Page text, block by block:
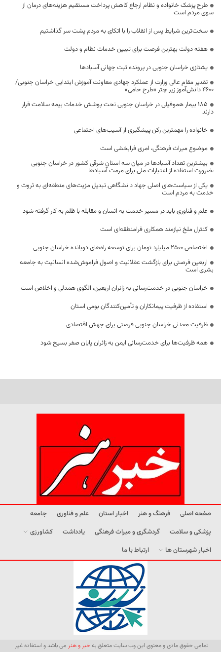
طرح پزشک خانواده و نظام ارجاع کاهش پرداخت مستقیم هزینه‌های درمان از
سوی مردم است
سخت‌ترین شرایط پس از انقلاب را با اتکای به مردم پشت سر گذاشتیم
هفته دولت بهترین فرصت برای تبیین خدمات نظام و دولت
یشتازی خراسان جنوبی در پرونده ثبت جهانی آسبادها
تقدیر مقام عالی وزارت از عملکرد جهادی معاونت آموزش ابتدایی خراسان جنوبی/
۴۶۰۰ دانش‌آموز زیر چتر «طرح حامی»
۱۸۵ بیمار هموفیلی در خراسان جنوبی تحت پوشش خدمات بیمه سلامت قرار
دارند
خانواده را مهمترین رکن پیشگیری از آسیب‌های اجتماعی
موضوع میراث فرهنگی، امری فرابخشی است
بیشترین تعداد آسبادها در میان سه استان شرقی کشور در خراسان جنوبی
،ضرورت استفاده از اعتبارات ملی برای مرمت آسبادها
یکی از سیاست‌های اصلی جهاد دانشگاهی تبدیل مزیت‌های منطقه‌ای به ثروت و
خدمت به مردم است
علم و فناوری باید در مسیر خدمت به انسان و مقابله با ظلم به کار گرفته شود
کنترل ملخ نیازمند همکاری فرامنطقه‌ای است
اختصاص 2500 میلیارد تومان برای توسعه راه‌های دوبانده خراسان جنوبی
اربعین فرصتی برای بازگشت عقلانیت و اصول فراموش‌شده انسانیت به جامعه
بشری است
خراسان جنوبی در خدمت‌رسانی به زائران اربعین، الگوی همدلی و اخلاص است
استفاده از ظرفیت پیمانکاران و تأمین‌کنندگان بومی استان
ظرفیت معدنی خراسان جنوبی فرصتی برای جهش اقتصادی
همه ظرفیت‌ها برای خدمت‌رسانی ایمن به زائران پایان صفر بسیج شود
صفحه اصلی فرهنگ و هنر اخبار استان علم و فناوری
جامعه
پزشکی و سلامت
گردشگری و میراث فرهنگی یادداشت
کشاورزی
اخبار شهرستان ها
ارتباط با ما
تمامی حقوق مادی و معنوی این وب سایت متعلق بهخبر و هنر می باشد و استفاده غیر